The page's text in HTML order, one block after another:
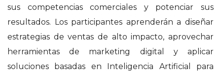
sus competencias comerciales y potenciar sus
resultados. Los participantes aprenderán a diseñar
estrategias de ventas de alto impacto, aprovechar
herramientas de marketing digital y aplicar
soluciones basadas en Inteligencia Artificial para